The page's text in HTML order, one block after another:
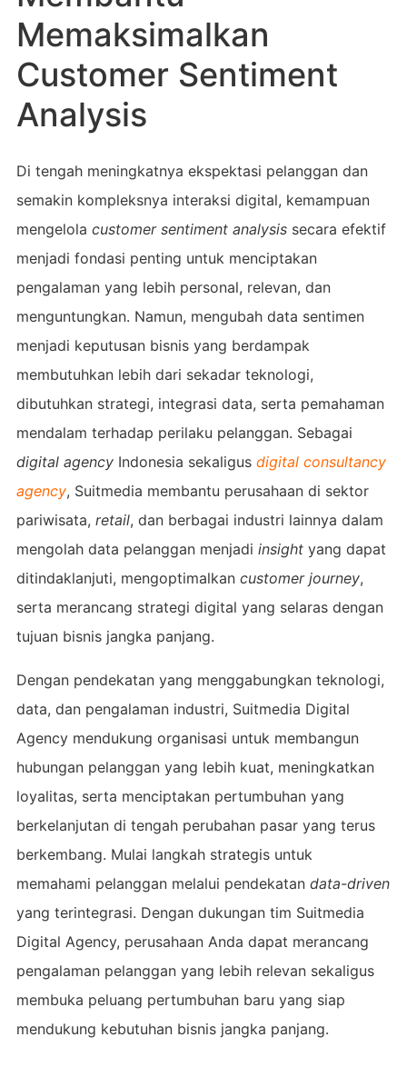
Memaksimalkan
Customer Sentiment
Analysis
Di tengah meningkatnya ekspektasi pelanggan dan
semakin kompleksnya interaksi digital, kemampuan
mengelola customer sentiment analysissecara efektif
menjadi fondasi penting untuk menciptakan
pengalaman yang lebih personal, relevan, dan
menguntungkan. Namun, mengubah data sentimen
menjadi keputusan bisnis yang berdampak
membutuhkan lebih dari sekadar teknologi,
dibutuhkan strategi, integrasi data, serta pemahaman
mendalam terhadap perilaku pelanggan. Sebagai
digital agencyIndonesia sekaligus digital consultancy
agency, Suitmedia membantu perusahaan di sektor
pariwisata, retail, dan berbagai industri lainnya dalam
mengolah data pelanggan menjadi insight yang dapat
ditindaklanjuti, mengoptimalkan customer journey,
serta merancang strategi digital yang selaras dengan
tujuan bisnis jangka panjang.
Dengan pendekatan yang menggabungkan teknologi,
data, dan pengalaman industri, Suitmedia Digital
Agency mendukung organisasi untuk membangun
hubungan pelanggan yang lebih kuat, meningkatkan
loyalitas, serta menciptakan pertumbuhan yang
berkelanjutan di tengah perubahan pasar yang terus
berkembang. Mulai langkah strategis untuk
memahami pelanggan melalui pendekatan data-driven
yang terintegrasi. Dengan dukungan tim Suitmedia
Digital Agency, perusahaan Anda dapat merancang
pengalaman pelanggan yang lebih relevan sekaligus
membuka peluang pertumbuhan baru yang siap
mendukung kebutuhan bisnis jangka panjang.